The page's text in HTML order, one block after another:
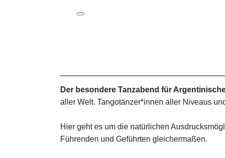
Der besondere Tanzabend für
aller Welt. Tangotänzer*innen aller Niveaus
Hier geht es um die natürlichen
Führenden und Geführten gleichermaßen.